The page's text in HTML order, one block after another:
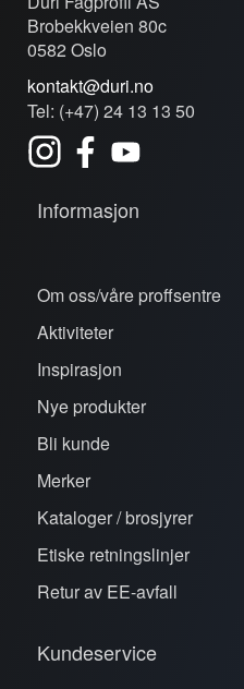
Brobekkveien 80c
0582 Oslo
kontakt@duri.no
Tel: (+47) 24 13 13 50
Informasjon
Om oss/våre proffsentre
Aktiviteter
Inspirasjon
Nye produkter
Bli kunde
Merker
Kataloger / brosjyrer
Etiske retningslinjer
Retur av EE-avfall
Kundeservice